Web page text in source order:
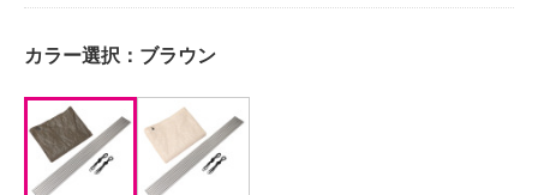
カラー選択： ブラウン